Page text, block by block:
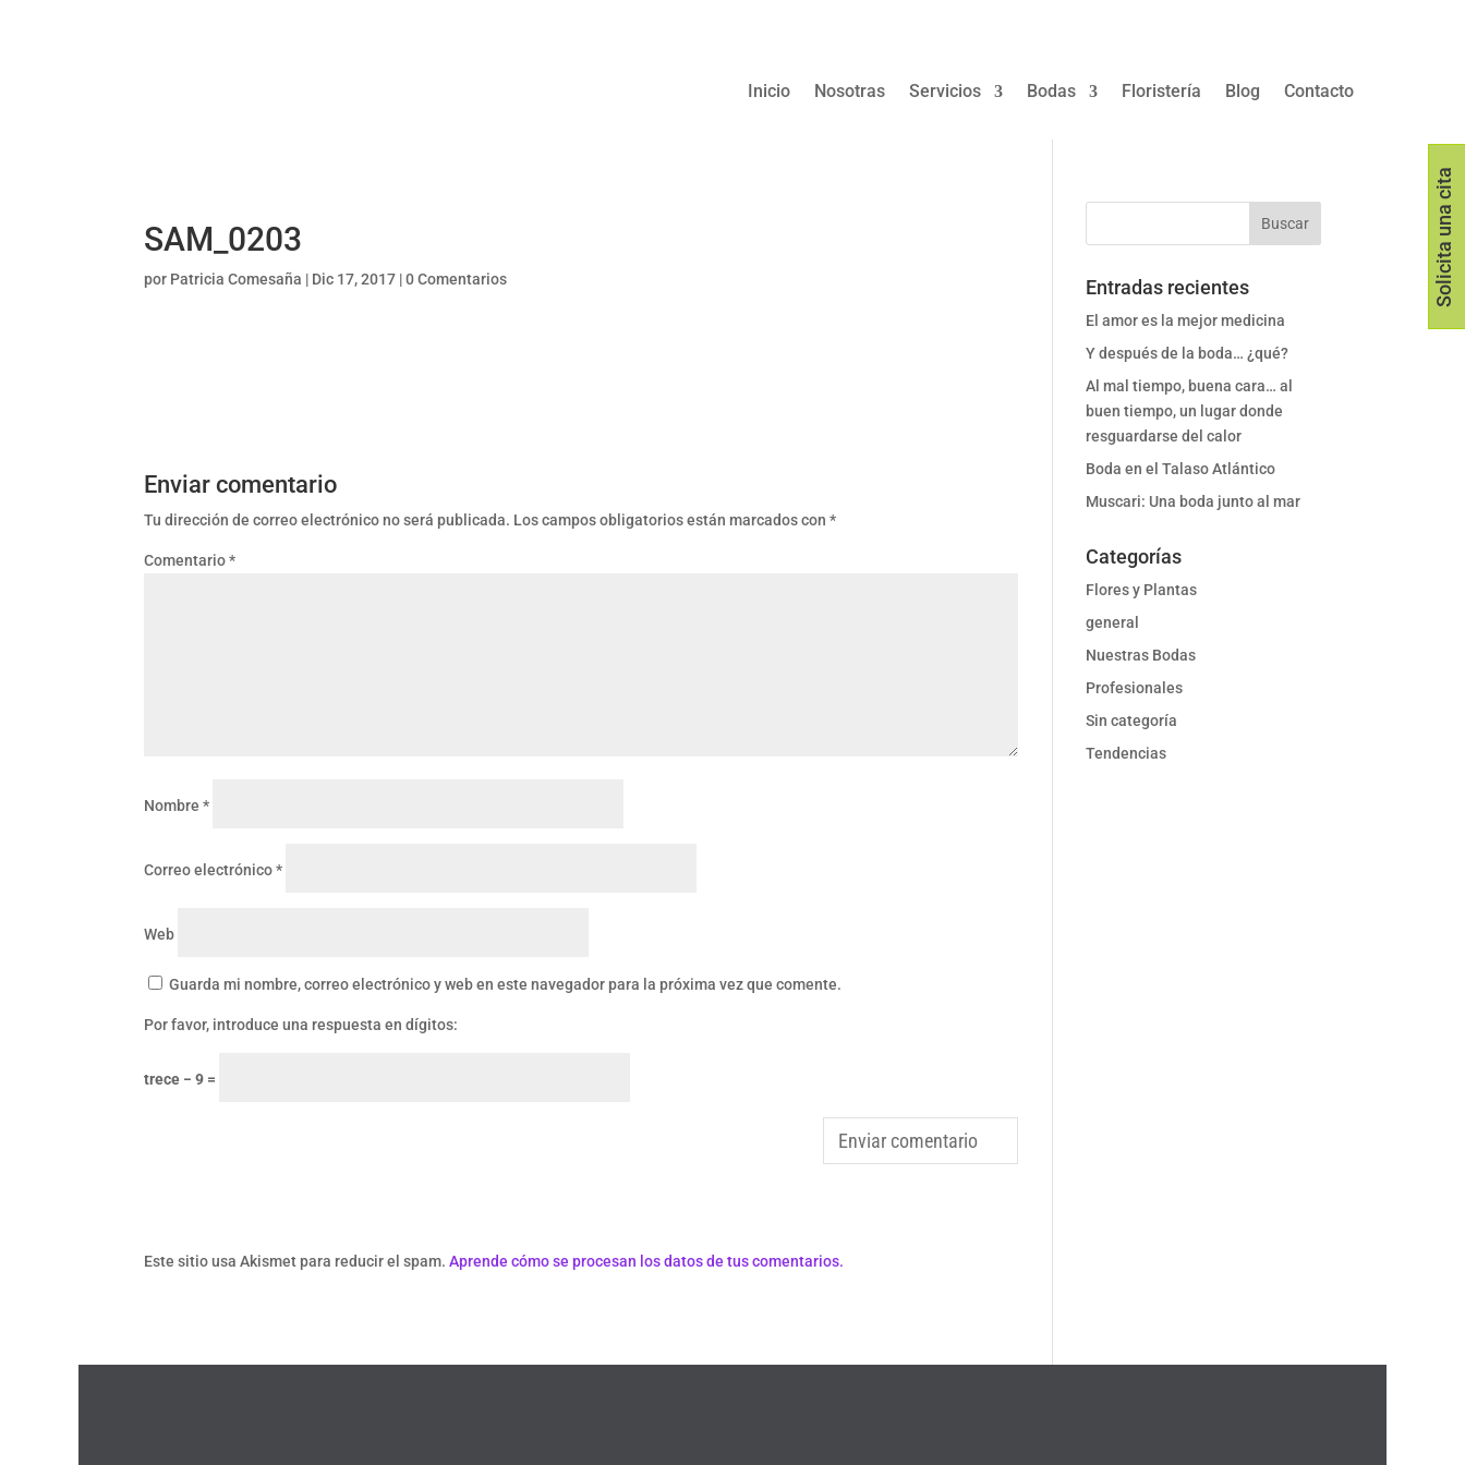
Inicio Nosotras Servicios Bodas Floristería Blog Contacto
SAM_0203
por Patricia Comesaña | Dic 17, 2017 |0 Comentarios
Enviar comentario
Tu dirección de correo electrónico no será publicada. Los campos obligatorios están marcados con *
Comentario*
Nombre *
Correo electrónico*
Web
Guarda mi nombre, correo electrónico y web en este navegador para la próxima vez que comente.
Por favor, introduce una respuesta en dígitos:
trece − 9 =
Este sitio usa Akismet para reducir el spam. Aprende cómo se procesan los datos de tus comentarios.
Entradas recientes
El amor es la mejor medicina
Y después de la boda… ¿qué?
Al mal tiempo, buena cara… al
buen tiempo, un lugar donde
resguardarse del calor
Boda en el Talaso Atlántico
Muscari: Una boda junto al mar
Categorías
Flores y Plantas
general
Nuestras Bodas
Profesionales
Sin categoría
Tendencias
Solicita una cita